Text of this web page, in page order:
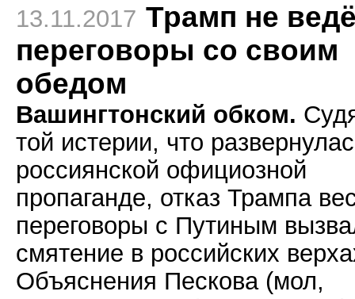
13.11.2017 Трамп не
переговоры со своим
обедом
Вашингтонский обком.
той истерии, что
россиянской официозной
пропаганде, отказ Трампа
переговоры с Путиным
смятение в российских
Объяснения Пескова (мол,